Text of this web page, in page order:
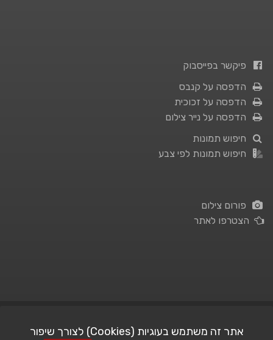
פיקשר בפייסבוק
הדפסה על קנבס
הדפסה על זכוכית
הדפסה על נייר צילום
חיפוש תמונות
חיפוש תמונות לפי צבע
פורום צילום
הצטרפו לאתר
אתר זה משתמש בעוגיות (Cookies) לצורך שיפור